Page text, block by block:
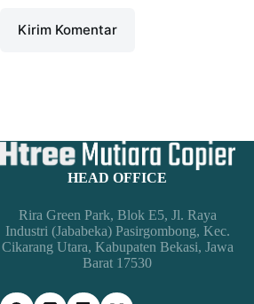
Kirim Komentar
HEAD OFFICE
Rira Green Park, Blok E5, Jl. Raya
Industri (Jababeka) Pasirgombong, Kec.
Cikarang Utara, Kabupaten Bekasi, Jawa
Barat 17530